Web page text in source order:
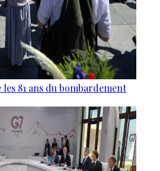
81 ans du bombardement